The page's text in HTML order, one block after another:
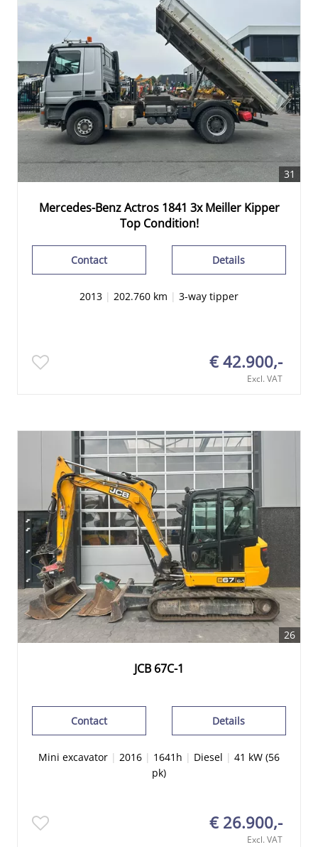
31
Mercedes-Benz Actros 1841 3x Meiller Kipper
Top Condition!
Details
Contact
2013 | 202.760 km | 3-way tipper
€ 42.900,-
Excl. VAT
26
JCB 67C-1
Details
Contact
Mini excavator | 2016 | 1641h | Diesel | 41 kW (56
pk)
€ 26.900,-
Excl. VAT